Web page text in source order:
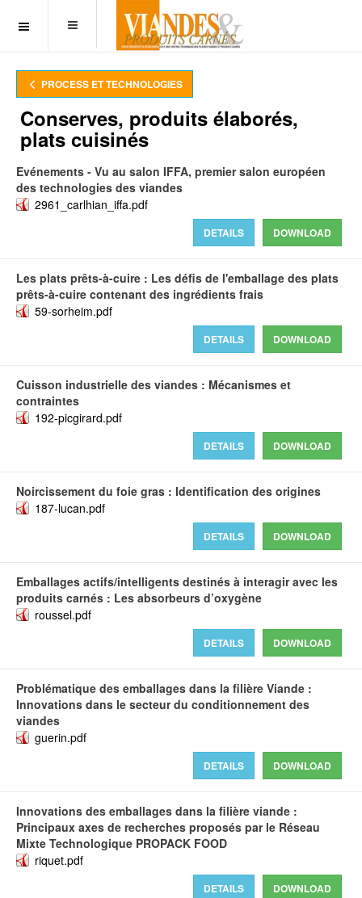
OFF CANVAS
PROCESS ET TECHNOLOGIES
Conserves, produits élaborés,
plats cuisinés
Evénements - Vu au salon IFFA, premier salon européen
des technologies des viandes
2961_carlhian_iffa.pdf
DOWNLOAD
DETAILS
Les plats prêts-à-cuire : Les défis de l'emballage des plats
prêts-à-cuire contenant des ingrédients frais
59-sorheim.pdf
DOWNLOAD
DETAILS
Cuisson industrielle des viandes : Mécanismes et
contraintes
192-picgirard.pdf
DOWNLOAD
DETAILS
Noircissement du foie gras : Identification des origines
187-lucan.pdf
DOWNLOAD
DETAILS
Emballages actifs/intelligents destinés à interagir avec les
produits carnés : Les absorbeurs d’oxygène
roussel.pdf
DOWNLOAD
DETAILS
Problématique des emballages dans la filière Viande :
Innovations dans le secteur du conditionnement des
viandes
guerin.pdf
DOWNLOAD
DETAILS
Innovations des emballages dans la filière viande :
Principaux axes de recherches proposés par le Réseau
Mixte Technologique PROPACK FOOD
riquet.pdf
DOWNLOAD
DETAILS